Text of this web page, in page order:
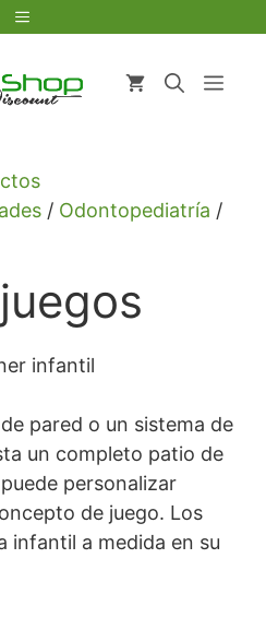
Menú
/ Odontopediatría /
infantil
pared o un sistema de
un completo patio de
personalizar
de juego. Los
infantil a medida en su